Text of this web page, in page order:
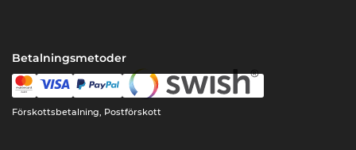
Betalningsmetoder
Förskottsbetalning, Postförskott